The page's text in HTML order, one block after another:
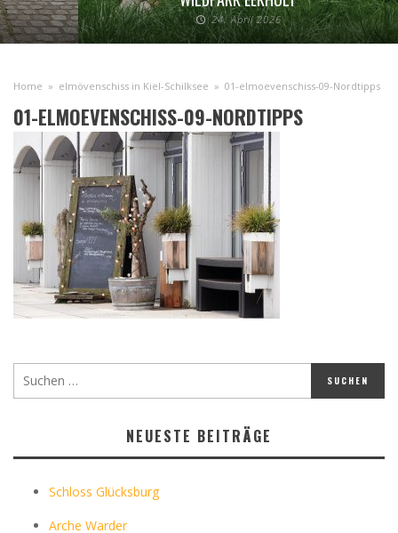
24. April 2026
Home » elmövenschiss in Kiel-Schilksee » 01-elmoevenschiss-09-Nordtipps
01-ELMOEVENSCHISS-09-NORDTIPPS
NEUESTE BEITRÄGE
Schloss Glücksburg
Arche Warder